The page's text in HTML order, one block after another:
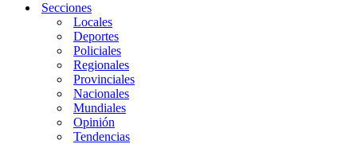
Secciones
Locales
Deportes
Policiales
Regionales
Provinciales
Nacionales
Mundiales
Opinión
Tendencias